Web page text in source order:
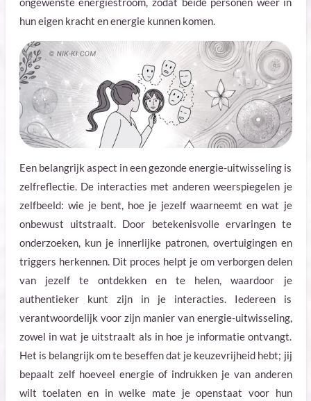
hun eigen kracht en energie kunnen komen.
Een belangrijk aspect in een gezonde energie-uitwisseling is
zelfreflectie. De interacties met anderen weerspiegelen je
zelfbeeld: wie je bent, hoe je jezelf waarneemt en wat je
onbewust uitstraalt. Door betekenisvolle ervaringen te
onderzoeken, kun je innerlijke patronen, overtuigingen en
triggers herkennen. Dit proces helpt je om verborgen delen
van jezelf te ontdekken en te helen, waardoor je
authentieker kunt zijn in je interacties. Iedereen is
verantwoordelijk voor zijn manier van energie-uitwisseling,
zowel in wat je uitstraalt als in hoe je informatie ontvangt.
Het is belangrijk om te beseffen dat je keuzevrijheid hebt; jij
bepaalt zelf hoeveel energie of indrukken je van anderen
wilt toelaten en in welke mate je openstaat voor hun